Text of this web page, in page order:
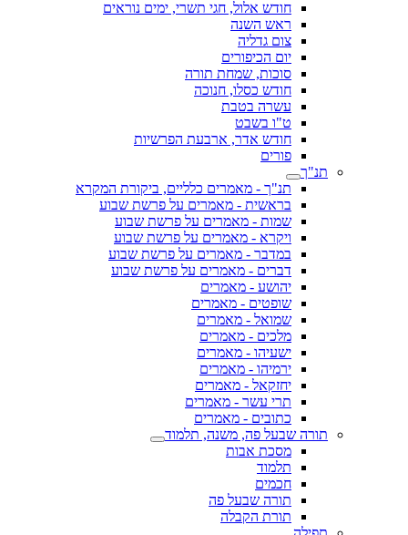
חודש אלול, חגי תשרי, ימים נוראים
ראש השנה
צום גדליה
יום הכיפורים
סוכות, שמחת תורה
חודש כסלו, חנוכה
עשרה בטבת
ט"ו בשבט
חודש אדר, ארבעת הפרשיות
פורים
תנ"ך
תנ"ך - מאמרים כלליים, ביקורת המקרא
בראשית - מאמרים על פרשת שבוע
שמות - מאמרים על פרשת שבוע
ויקרא - מאמרים על פרשת שבוע
במדבר - מאמרים על פרשת שבוע
דברים - מאמרים על פרשת שבוע
יהושע - מאמרים
שופטים - מאמרים
שמואל - מאמרים
מלכים - מאמרים
ישעיהו - מאמרים
ירמיהו - מאמרים
יחזקאל - מאמרים
תרי עשר - מאמרים
כתובים - מאמרים
תורה שבעל פה, משנה, תלמוד
מסכת אבות
תלמוד
חכמים
תורה שבעל פה
תורת הקבלה